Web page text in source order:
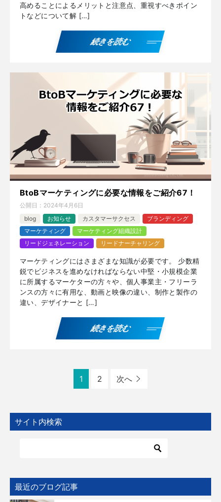
高めることによるメリットと注意点、重視すべきポイン
トなどについて解 […]
続きを読む
BtoBマーケティングに必要な情報をご紹介67！
公開日： 2024年4月6日
blog
お知らせ カスタマーサクセス
ブランディング
マーケティング
マーケティング組織設計
リードジェネレーション
リードナーチャリング
マーケティングにはさまざまな知識が必要です。 少数精
鋭でビジネスを進めなければならない中堅・小規模企業
に所属するマーケターの方々や、個人事業主・フリーラ
ンスの方々に有用な、動画と映像の違い、制作と製作の
違い、デザイナーと […]
続きを読む
1 2 次へ
サイト内検索
最近のブログ記事